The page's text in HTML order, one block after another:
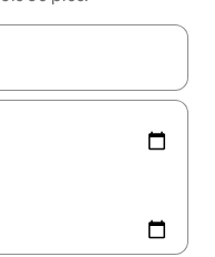
les flèches vers le